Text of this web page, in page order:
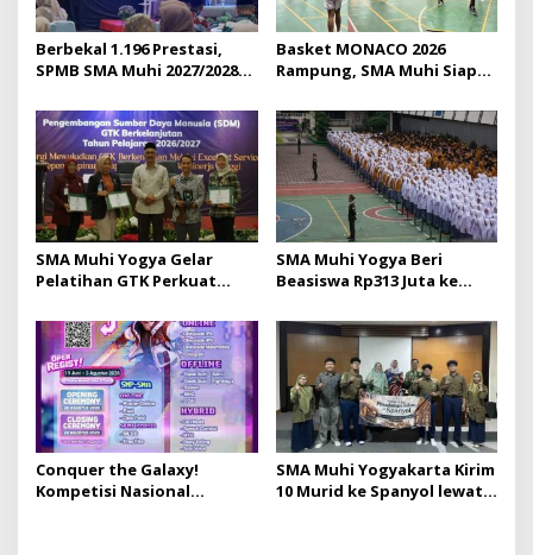
Berbekal 1.196 Prestasi,
SPMB SMA Muhi 2027/2028
Basket MONACO 2026
Rampung, SMA Muhi Siap
SMA Muhi Yogya Gelar
Pelatihan GTK Perkuat
SMA Muhi Yogya Beri
Beasiswa Rp313 Juta ke
Conquer the Galaxy!
Kompetisi Nasional
SMA Muhi Yogyakarta Kirim
10 Murid ke Spanyol lewat